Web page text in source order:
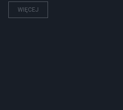
WIĘCEJ